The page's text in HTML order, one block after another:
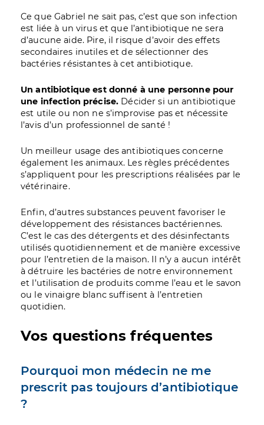
Ce que Gabriel ne sait pas, c’est que son infection
est liée à un virus et que l’antibiotique ne sera
d’aucune aide. Pire, il risque d’avoir des effets
secondaires inutiles et de sélectionner des
bactéries résistantes à cet antibiotique.
Un antibiotique est donné à une personne pour
une infection précise. Décider si un antibiotique
est utile ou non ne s’improvise pas et nécessite
l’avis d’un professionnel de santé !
Un meilleur usage des antibiotiques concerne
également les animaux. Les règles précédentes
s’appliquent pour les prescriptions réalisées par le
vétérinaire.
Enfin, d’autres substances peuvent favoriser le
développement des résistances bactériennes.
C’est le cas des détergents et des désinfectants
utilisés quotidiennement et de manière excessive
pour l’entretien de la maison. Il n’y a aucun intérêt
à détruire les bactéries de notre environnement
et l’utilisation de produits comme l’eau et le savon
ou le vinaigre blanc suffisent à l’entretien
quotidien.
Vos questions fréquentes
Pourquoi mon médecin ne me
prescrit pas toujours d’antibiotique
?